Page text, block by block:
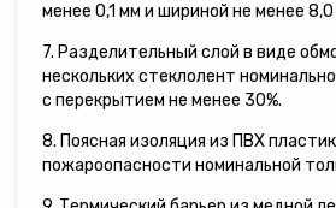
менее 0,1 мм и шириной не менее
7. Разделительный слой в виде
нескольких стеклолент
с перекрытием не менее 30%.
8. Поясная изоляция из ПВХ
пожароопасности номинальной